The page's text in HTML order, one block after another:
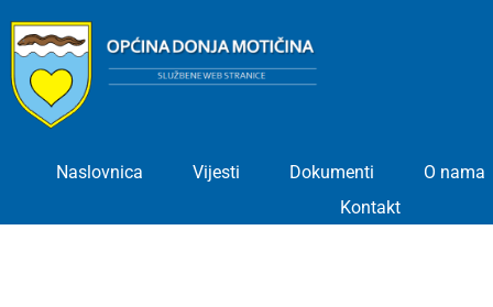
content
Naslovnica Vijesti Dokumenti
O nama
Kontakt